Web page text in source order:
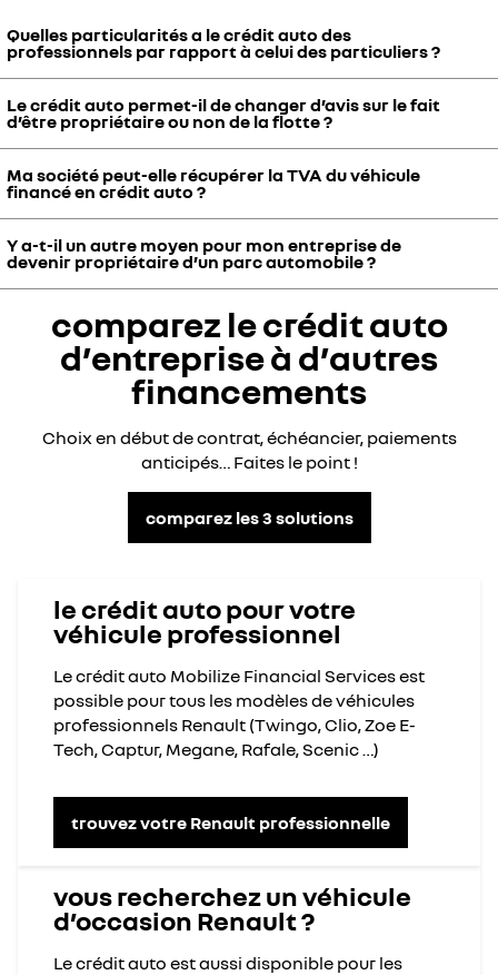
Quelles particularités a le crédit auto des
professionnels par rapport à celui des particuliers ?
Le crédit auto pour les véhicules professionnels Renault est similaire
à celui pour les particuliers. Il permet à votre société d’être
propriétaire à partir d’un règlement de mensualités constantes et
sur-mesure.
Le crédit auto permet-il de changer d’avis sur le fait
d’être propriétaire ou non de la flotte ?
Le crédit auto s’achève systématiquement par la propriété
complète du parc automobile pour votre entreprise. Elle ne vous
permet pas de changer d’avis en fin de contrat, particularité qui se
rapporte en revanche au Crédit-Bail.
Ma société peut-elle récupérer la TVA du véhicule
financé en crédit auto ?
Votre société peut récupérer la TVA d’un véhicule utilitaire financé
en crédit auto. La récupération de TVA ne s’applique pas aux autres
types de véhicules Renault.
Y a-t-il un autre moyen pour mon entreprise de
devenir propriétaire d’un parc automobile ?
Si votre entreprise souhaite devenir propriétaire d’un parc
automobile, elle peut également opter pour le Crédit-Bail. Ce
financement consiste en un contrat de location au bout duquel il
vous est demandé votre préférence entre la restitution ou
l’acquisition de tout ou partie du parc.
comparez le crédit auto
d’entreprise à d’autres
financements
Choix en début de contrat, échéancier, paiements
anticipés… Faites le point !
comparez les 3 solutions
le crédit auto pour votre
véhicule professionnel
Le crédit auto Mobilize Financial Services est
possible pour tous les modèles de véhicules
professionnels Renault (Twingo, Clio, Zoe E-
Tech, Captur, Megane, Rafale, Scenic …)
trouvez votre Renault professionnelle
vous recherchez un véhicule
d’occasion Renault ?
Le crédit auto est aussi disponible pour les